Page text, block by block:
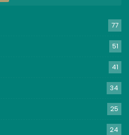
77
51
41
34
25
24